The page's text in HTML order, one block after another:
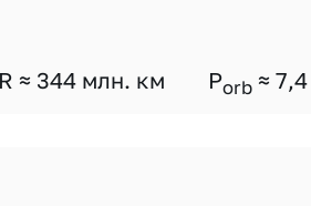
R ≈ 344 млн. км Porb ≈ 7,4